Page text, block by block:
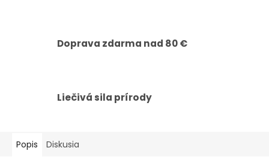
Doprava zdarma nad 80 €
Liečivá sila prírody
Popis Diskusia